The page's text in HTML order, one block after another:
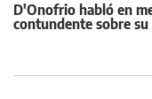
D'Onofrio habló en
contundente sobre